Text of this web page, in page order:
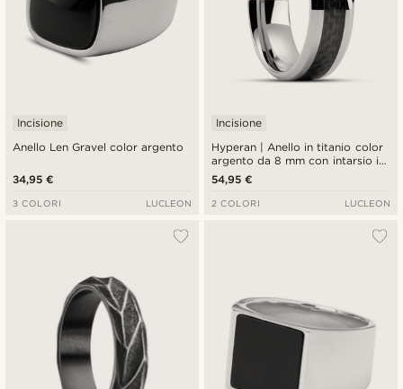
Anello Len Gravel color argento
Incisione
34,95 €
3 COLORI LUCLEON
Hyperan | Anello in titanio color
argento da 8 mm con intarsio in
fibra di carbonio
Incisione
54,95 €
2 COLORI LUCLEON